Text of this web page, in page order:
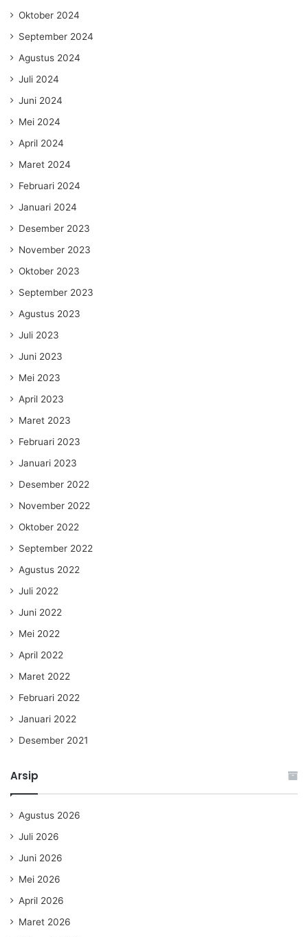
Oktober 2024
September 2024
Agustus 2024
Juli 2024
Juni 2024
Mei 2024
April 2024
Maret 2024
Februari 2024
Januari 2024
Desember 2023
November 2023
Oktober 2023
September 2023
Agustus 2023
Juli 2023
Juni 2023
Mei 2023
April 2023
Maret 2023
Februari 2023
Januari 2023
Desember 2022
November 2022
Oktober 2022
September 2022
Agustus 2022
Juli 2022
Juni 2022
Mei 2022
April 2022
Maret 2022
Februari 2022
Januari 2022
Desember 2021
Arsip
Agustus 2026
Juli 2026
Juni 2026
Mei 2026
April 2026
Maret 2026